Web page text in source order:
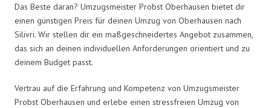
Das Beste daran? Umzugsmeister Probst Oberhausen bietet dir
einen günstigen Preis für deinen Umzug von Oberhausen nach
Silivri. Wir stellen dir ein maßgeschneidertes Angebot zusammen,
das sich an deinen individuellen Anforderungen orientiert und zu
deinem Budget passt.
Vertrau auf die Erfahrung und Kompetenz von Umzugsmeister
Probst Oberhausen und erlebe einen stressfreien Umzug von